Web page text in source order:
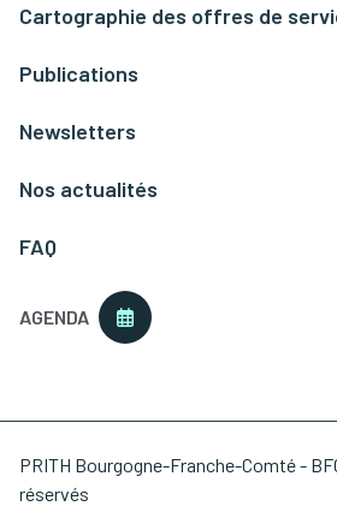
Cartographie des offres de
Publications
Newsletters
Nos actualités
FAQ
AGENDA
PRITH Bourgogne-Franche-Comté -
réservés